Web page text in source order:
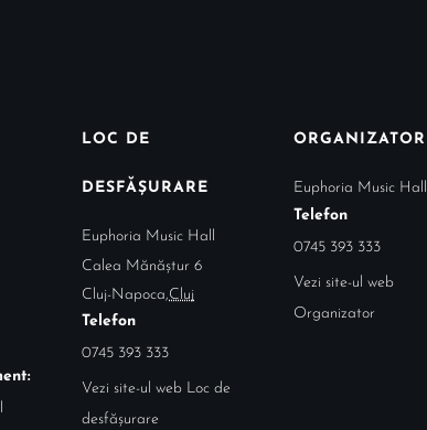
LOC DE
DESFĂȘURARE
Euphoria Music Hall
Calea Mănăștur 6
Cluj-Napoca,Cluj
Telefon
0745 393 333
Vezi site-ul web Loc de
desfășurare
ORGANIZATOR
Euphoria Music Hall
Telefon
0745 393 333
Vezi site-ul web
Organizator